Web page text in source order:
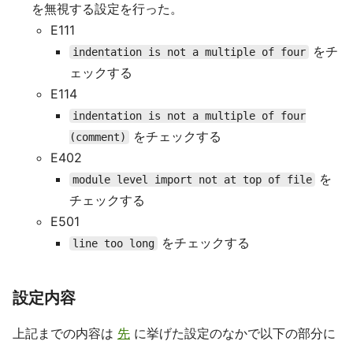
を無視する設定を行った。
E111
indentation is not a multiple of four
をチ
ェックする
E114
indentation is not a multiple of four
(comment)
をチェックする
E402
module level import not at top of file
を
チェックする
E501
line too long をチェックする
設定内容
上記までの内容は 先 に挙げた設定のなかで以下の部分に